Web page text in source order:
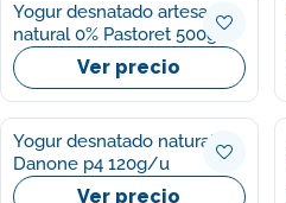
Yogur desnatado artesano
natural 0% Pastoret 500g
Ver precio
Yogur desnatado natural
Danone p4 120g/u
Ver precio